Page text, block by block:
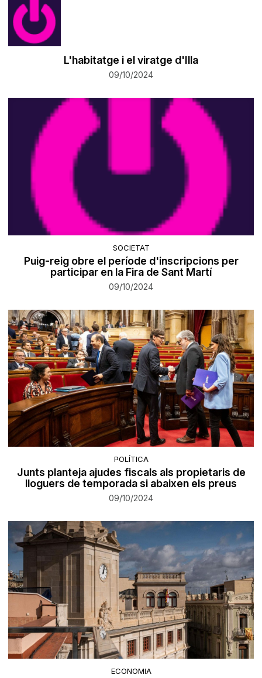
L'habitatge i el viratge d'Illa
09/10/2024
SOCIETAT
Puig-reig obre el període d'inscripcions per
participar en la Fira de Sant Martí
09/10/2024
POLÍTICA
Junts planteja ajudes fiscals als propietaris de
lloguers de temporada si abaixen els preus
09/10/2024
ECONOMIA